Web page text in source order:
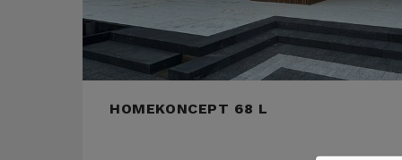
HOMEKONCEPT 68 L